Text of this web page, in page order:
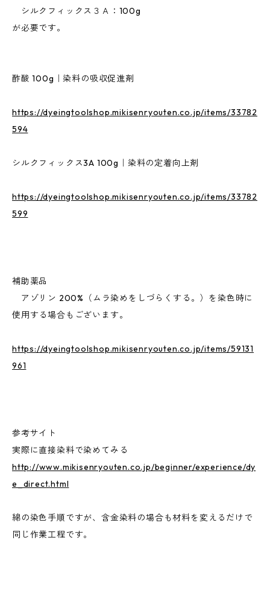
シルクフィックス３Ａ：100g
が必要です。
酢酸 100g｜染料の吸収促進剤
https://dyeingtoolshop.mikisenryouten.co.jp/items/33782
594
シルクフィックス3A 100g｜染料の定着向上剤
https://dyeingtoolshop.mikisenryouten.co.jp/items/33782
599
補助薬品
アゾリン 200%（ムラ染めをしづらくする。）を染色時に
使用する場合もございます。
https://dyeingtoolshop.mikisenryouten.co.jp/items/59131
961
参考サイト
実際に直接染料で染めてみる
http://www.mikisenryouten.co.jp/beginner/experience/dy
e_direct.html
綿の染色手順ですが、含金染料の場合も材料を変えるだけで
同じ作業工程です。